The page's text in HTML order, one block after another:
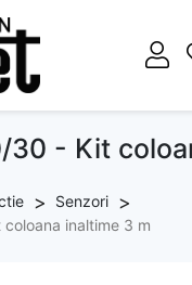
30 - Kit
Senzori
inaltime 3 m